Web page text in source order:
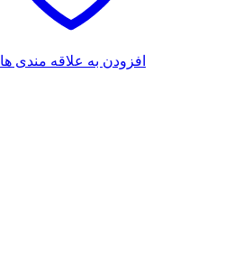
افزودن به علاقه مندی ها